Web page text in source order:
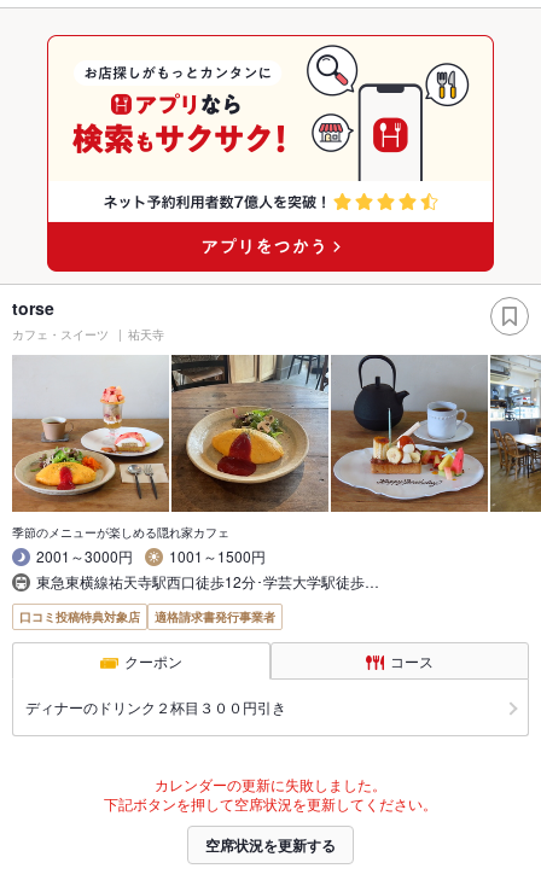
torse
カフェ・スイーツ 祐天寺
季節のメニューが楽しめる隠れ家カフェ
2001～3000円
1001～1500円
東急東横線祐天寺駅西口徒歩12分･学芸大学駅徒歩…
口コミ投稿特典対象店 適格請求書発行事業者
クーポン コース
ディナーのドリンク２杯目３００円引き
カレンダーの更新に失敗しました。
下記ボタンを押して空席状況を更新してください。
空席状況を更新する